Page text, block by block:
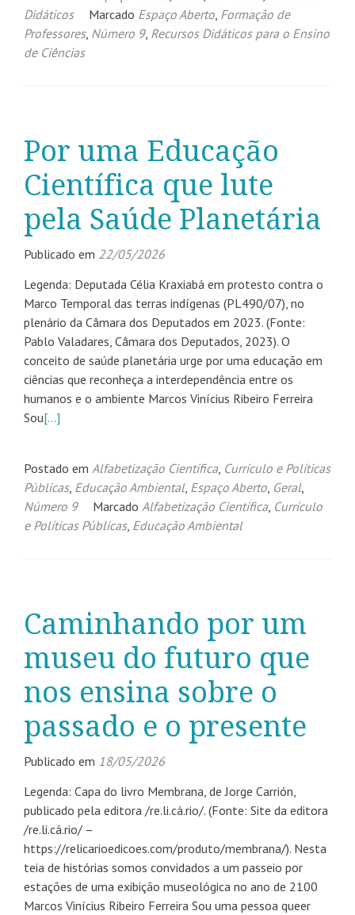
Didáticos
Marcado Espaço Aberto Formação de
Professores, Número 9, Recursos Didáticos para o Ensino
de Ciências
Por uma Educação
Científica que lute
pela Saúde Planetária
Publicado em 22/05/2026
Legenda: Deputada Célia Kraxiabá em protesto contra o
Marco Temporal das terras indígenas (PL490/07), no
plenário da Câmara dos Deputados em 2023. (Fonte:
Pablo Valadares, Câmara dos Deputados, 2023). O
conceito de saúde planetária urge por uma educação em
ciências que reconheça a interdependência entre os
humanos e o ambiente Marcos Vinícius Ribeiro Ferreira
Sou[…]
Postado em Alfabetização Científica, Currículo e Políticas
Públicas, Educação Ambiental, Espaço Aberto Geral,
Número 9
Marcado Alfabetização Científica, Currículo
e Políticas Públicas, Educação Ambiental
Caminhando por um
museu do futuro que
nos ensina sobre o
passado e o presente
Publicado em 18/05/2026
Legenda: Capa do livro Membrana, de Jorge Carrión,
publicado pela editora /re.li.cá.rio/. (Fonte: Site da editora
/re.li.cá.rio/ –
https://relicarioedicoes.com/produto/membrana/). Nesta
teia de histórias somos convidados a um passeio por
estações de uma exibição museológica no ano de 2100
Marcos Vinícius Ribeiro Ferreira Sou uma pessoa queer